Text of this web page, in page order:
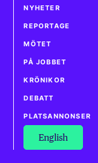
NYHETER
REPORTAGE
MÖTET
PÅ JOBBET
KRÖNIKOR
DEBATT
PLATSANNONSER
English